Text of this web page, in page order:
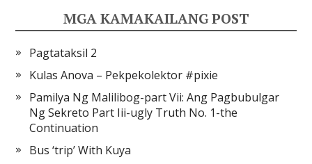
MGA KAMAKAILANG POST
Pagtataksil 2
Kulas Anova – Pekpekolektor #pixie
Pamilya Ng Malilibog-part Vii: Ang Pagbubulgar
Ng Sekreto Part Iii-ugly Truth No. 1-the
Continuation
Bus ‘trip’ With Kuya